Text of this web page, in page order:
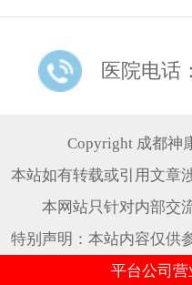
医院电话：
Copyright 成都神
本站如有转载或引用文章
本网站只针对内部交
特别声明：本站内容仅供
平台公司